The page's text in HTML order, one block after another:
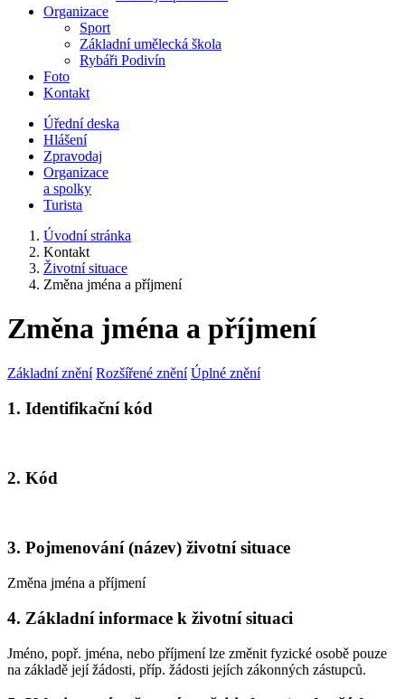
Organizace
Sport
Základní umělecká škola
Rybáři Podivín
Foto
Kontakt
Úřední deska
Hlášení
Zpravodaj
Organizace
a spolky
Turista
Úvodní stránka
Kontakt
Životní situace
Změna jména a příjmení
Změna jména a příjmení
Základní znění Rozšířené znění Úplné znění
1. Identifikační kód
2. Kód
3. Pojmenování (název) životní situace
Změna jména a příjmení
4. Základní informace k životní situaci
Jméno, popř. jména, nebo příjmení lze změnit fyzické osobě pouze
na základě její žádosti, příp. žádosti jejích zákonných zástupců.